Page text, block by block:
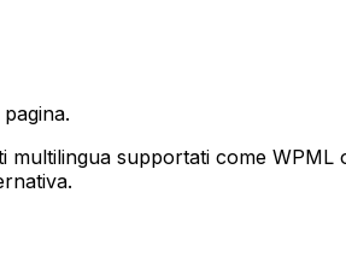
multilingua supportati come WPML